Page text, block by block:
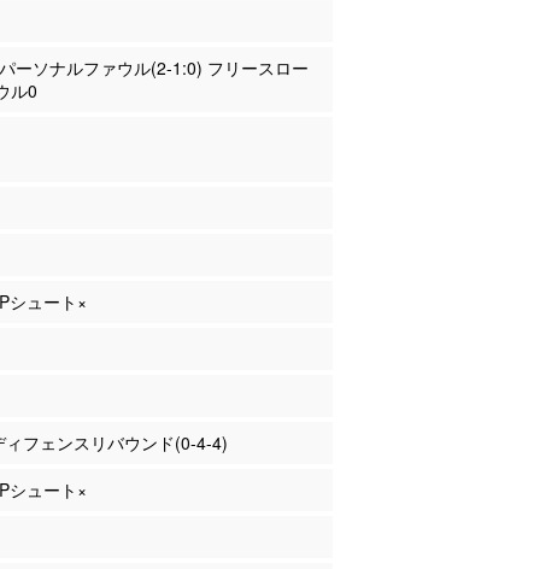
ーソナルファウル(2-1:0) フリースロー
ル0
シュート×
ィフェンスリバウンド(0-4-4)
シュート×